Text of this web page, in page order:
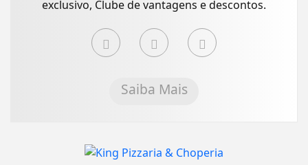
exclusivo, Clube de vantagens e descontos.
Saiba Mais